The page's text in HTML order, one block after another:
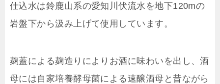
仕込水は鈴鹿山系の愛知川伏流水を地下120mの
岩盤下から汲み上げて使用しています。
麹蓋による麹造りによりお酒に味わいを出し、酒
母には自家培養酵母菌による速醸酒母と昔ながら